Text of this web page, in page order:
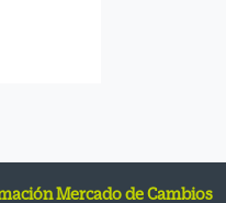
Mercado de Cambios